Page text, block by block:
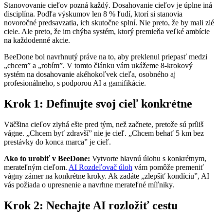
Stanovovanie cieľov pozná každý. Dosahovanie cieľov je úplne iná
disciplína. Podľa výskumov len 8 % ľudí, ktorí si stanovia
novoročné predsavzatia, ich skutočne splní. Nie preto, že by mali zlé
ciele. Ale preto, že im chýba systém, ktorý premieňa veľké ambície
na každodenné akcie.
BeeDone bol navrhnutý práve na to, aby preklenul priepasť medzi
„chcem” a „robím”. V tomto článku vám ukážeme 8-krokový
systém na dosahovanie akéhokoľvek cieľa, osobného aj
profesionálneho, s podporou AI a gamifikácie.
Krok 1: Definujte svoj cieľ konkrétne
Väčšina cieľov zlyhá ešte pred tým, než začnete, pretože sú príliš
vágne. „Chcem byť zdravší” nie je cieľ. „Chcem behať 5 km bez
prestávky do konca marca” je cieľ.
Ako to urobiť v BeeDone: Vytvorte hlavnú úlohu s konkrétnym,
merateľným cieľom. AI Rozdeľovač úloh vám pomôže premeniť
vágny zámer na konkrétne kroky. Ak zadáte „zlepšiť kondíciu”, AI
vás požiada o upresnenie a navrhne merateľné míľniky.
Krok 2: Nechajte AI rozložiť cestu